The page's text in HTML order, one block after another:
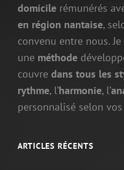
domicile rémunérés
en région nantaise,
convenu entre nous.
une méthode
couvre dans tous les
rythme, l’harmonie, l’
personnalisé selon
ARTICLES RÉCENTS